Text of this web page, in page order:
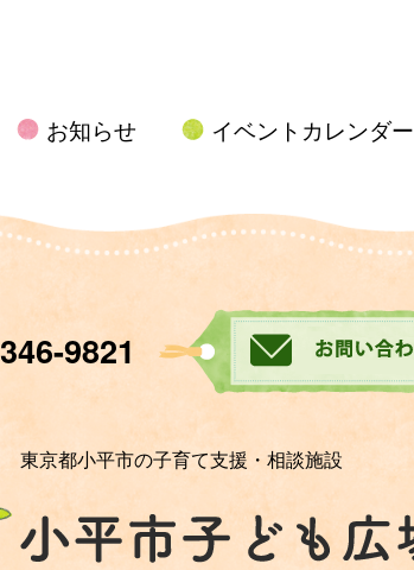
お知らせ イベントカレンダー
9821
東京都小平市の子育て支援・相談施設